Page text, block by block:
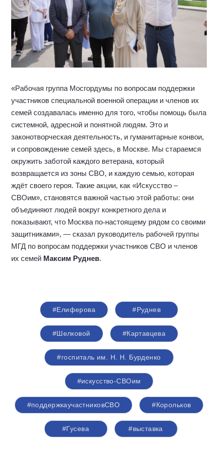
«Рабочая группа Мосгордумы по вопросам поддержки
участников специальной военной операции и членов их
семей создавалась именно для того, чтобы помощь была
системной, адресной и понятной людям. Это и
законотворческая деятельность, и гуманитарные конвои,
и сопровождение семей здесь, в Москве. Мы стараемся
окружить заботой каждого ветерана, который
возвращается из зоны СВО, и каждую семью, которая
ждёт своего героя. Такие акции, как «Искусство –
СВОим», становятся важной частью этой работы: они
объединяют людей вокруг конкретного дела и
показывают, что Москва по‑настоящему рядом со своими
защитниками», — сказал руководитель рабочей группы
МГД по вопросам поддержки участников СВО и членов
их семей Максим Руднев.
#Елиферова #Руднев
#Шелковой #Картавцева
#госпиталь им. Н. Н. Бурденко
#искусство-СВОим
#поддержкаучастниковСВО #Корольков
#Гусева #выставка